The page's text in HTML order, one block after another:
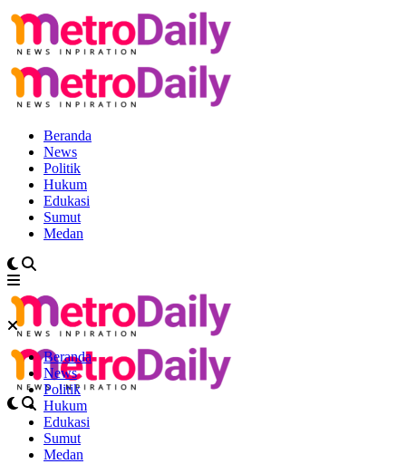
Beranda
News
Politik
Hukum
Edukasi
Sumut
Medan
Beranda
News
Politik
Hukum
Edukasi
Sumut
Medan